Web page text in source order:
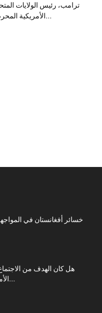
ترامب، رئيس الولايات
الأمريكية المحرض...
خسائر أفغانستان في
هل كان الهدف من
الأمريكيين في كوانتيكو...